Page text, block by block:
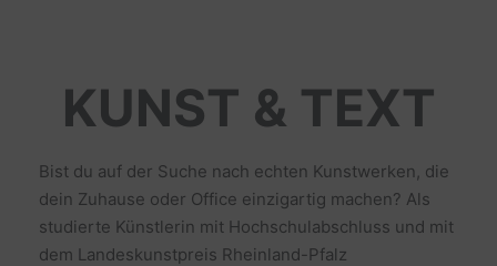
KUNST & TEXT
Bist du auf der Suche nach echten Kunstwerken, die
dein Zuhause oder Office einzigartig machen? Als
studierte Künstlerin mit Hochschulabschluss und mit
dem Landeskunstpreis Rheinland-Pfalz